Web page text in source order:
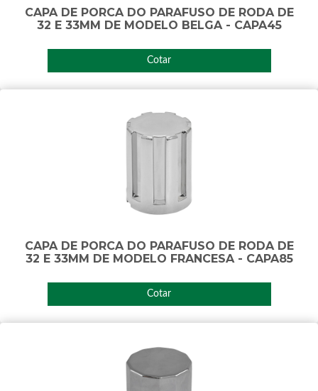
CAPA DE PORCA DO PARAFUSO DE RODA DE
32 E 33MM DE MODELO BELGA - CAPA45
Cotar
CAPA DE PORCA DO PARAFUSO DE RODA DE
32 E 33MM DE MODELO FRANCESA - CAPA85
Cotar